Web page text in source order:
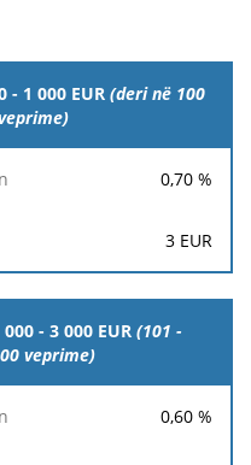
- 1 000 EUR (deri në 100
0,70 %
3 EUR
000 - 3 000 EUR (101 -
veprime)
0,60 %